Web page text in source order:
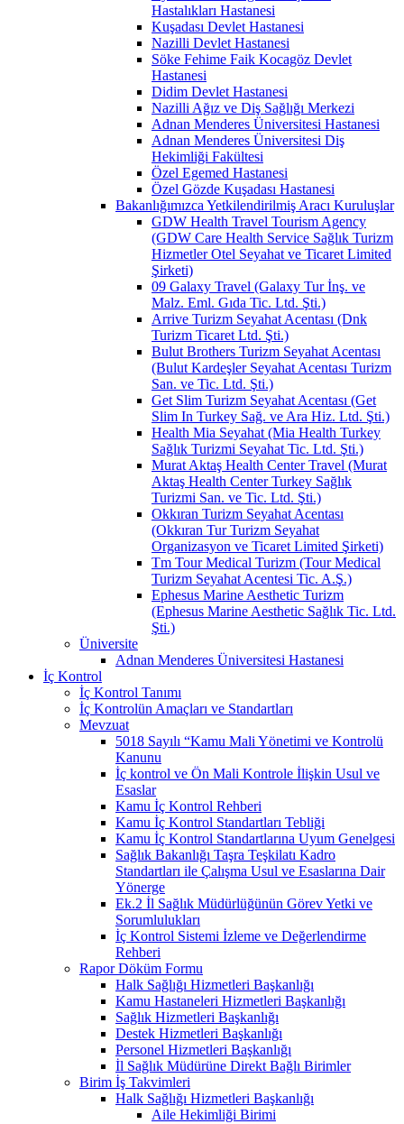
Hastalıkları Hastanesi
Kuşadası Devlet Hastanesi
Nazilli Devlet Hastanesi
Söke Fehime Faik Kocagöz Devlet
Hastanesi
Didim Devlet Hastanesi
Nazilli Ağız ve Diş Sağlığı Merkezi
Adnan Menderes Üniversitesi Hastanesi
Adnan Menderes Üniversitesi Diş
Hekimliği Fakültesi
Özel Egemed Hastanesi
Özel Gözde Kuşadası Hastanesi
Bakanlığımızca Yetkilendirilmiş Aracı Kuruluşlar
GDW Health Travel Tourism Agency
(GDW Care Health Service Sağlık Turizm
Hizmetler Otel Seyahat ve Ticaret Limited
Şirketi)
09 Galaxy Travel (Galaxy Tur İnş. ve
Malz. Eml. Gıda Tic. Ltd. Şti.)
Arrive Turizm Seyahat Acentası (Dnk
Turizm Ticaret Ltd. Şti.)
Bulut Brothers Turizm Seyahat Acentası
(Bulut Kardeşler Seyahat Acentası Turizm
San. ve Tic. Ltd. Şti.)
Get Slim Turizm Seyahat Acentası (Get
Slim In Turkey Sağ. ve Ara Hiz. Ltd. Şti.)
Health Mia Seyahat (Mia Health Turkey
Sağlık Turizmi Seyahat Tic. Ltd. Şti.)
Murat Aktaş Health Center Travel (Murat
Aktaş Health Center Turkey Sağlık
Turizmi San. ve Tic. Ltd. Şti.)
Okkıran Turizm Seyahat Acentası
(Okkıran Tur Turizm Seyahat
Organizasyon ve Ticaret Limited Şirketi)
Tm Tour Medical Turizm (Tour Medical
Turizm Seyahat Acentesi Tic. A.Ş.)
Ephesus Marine Aesthetic Turizm
(Ephesus Marine Aesthetic Sağlık Tic. Ltd.
Şti.)
Üniversite
Adnan Menderes Üniversitesi Hastanesi
İç Kontrol
İç Kontrol Tanımı
İç Kontrolün Amaçları ve Standartları
Mevzuat
5018 Sayılı “Kamu Mali Yönetimi ve Kontrolü
Kanunu
İç kontrol ve Ön Mali Kontrole İlişkin Usul ve
Esaslar
Kamu İç Kontrol Rehberi
Kamu İç Kontrol Standartları Tebliği
Kamu İç Kontrol Standartlarına Uyum Genelgesi
Sağlık Bakanlığı Taşra Teşkilatı Kadro
Standartları ile Çalışma Usul ve Esaslarına Dair
Yönerge
Ek.2 İl Sağlık Müdürlüğünün Görev Yetki ve
Sorumlulukları
İç Kontrol Sistemi İzleme ve Değerlendirme
Rehberi
Rapor Döküm Formu
Halk Sağlığı Hizmetleri Başkanlığı
Kamu Hastaneleri Hizmetleri Başkanlığı
Sağlık Hizmetleri Başkanlığı
Destek Hizmetleri Başkanlığı
Personel Hizmetleri Başkanlığı
İl Sağlık Müdürüne Direkt Bağlı Birimler
Birim İş Takvimleri
Halk Sağlığı Hizmetleri Başkanlığı
Aile Hekimliği Birimi